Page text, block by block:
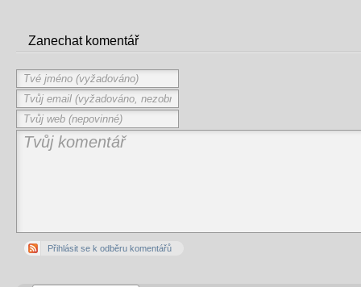
Zanechat komentář
Přihlásit se k odběru komentářů